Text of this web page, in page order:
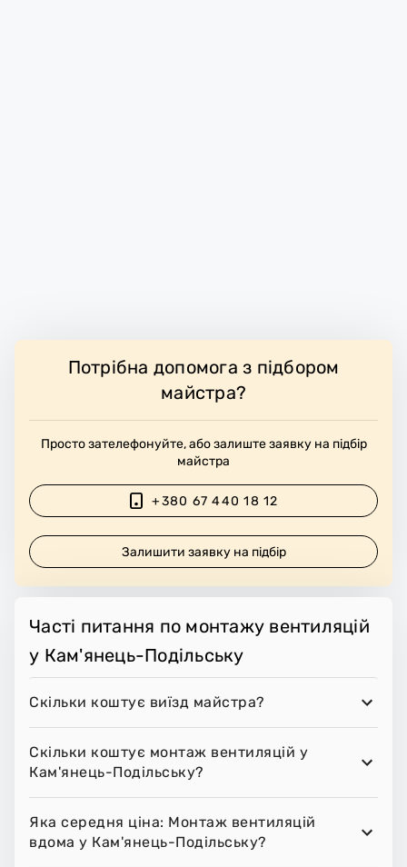
Потрібна допомога з підбором
майстра?
Просто зателефонуйте, або залиште заявку на підбір
майстра
+380 67 440 18 12
Залишити заявку на підбір
Часті питання по монтажу вентиляцій
у Кам'янець-Подільську
Скільки коштує виїзд майстра?
Скільки коштує монтаж вентиляцій у
Кам'янець-Подільську?
Яка середня ціна: Монтаж вентиляцій
вдома у Кам'янець-Подільську?